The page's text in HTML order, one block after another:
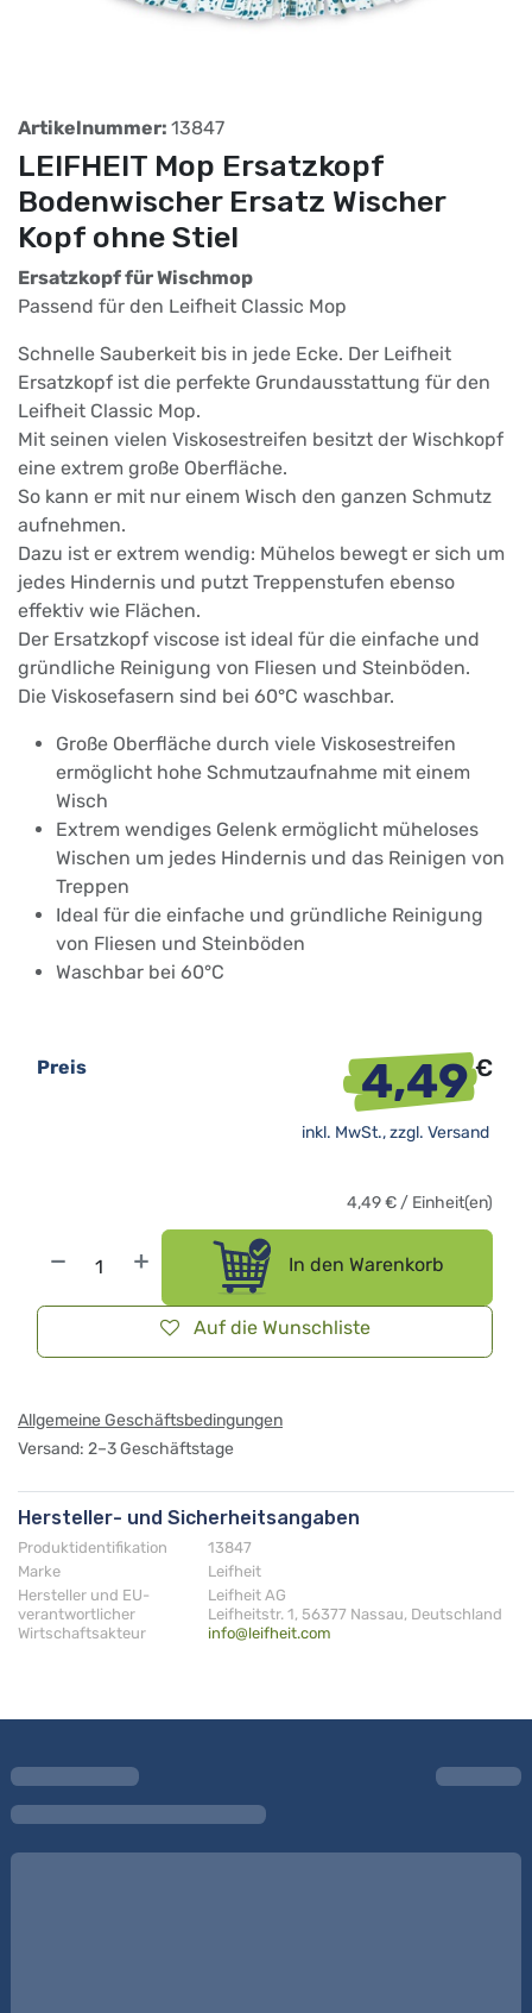
Artikelnummer: 13847
LEIFHEIT Mop Ersatzkopf
Bodenwischer Ersatz Wischer
Kopf ohne Stiel
Ersatzkopf für Wischmop
Passend für den Leifheit Classic Mop
Schnelle Sauberkeit bis in jede Ecke. Der Leifheit
Ersatzkopf ist die perfekte Grundausstattung für den
Leifheit Classic Mop.
Mit seinen vielen Viskosestreifen besitzt der Wischkopf
eine extrem große Oberfläche.
So kann er mit nur einem Wisch den ganzen Schmutz
aufnehmen.
Dazu ist er extrem wendig: Mühelos bewegt er sich um
jedes Hindernis und putzt Treppenstufen ebenso
effektiv wie Flächen.
Der Ersatzkopf viscose ist ideal für die einfache und
gründliche Reinigung von Fliesen und Steinböden.
Die Viskosefasern sind bei 60°C waschbar.
Große Oberfläche durch viele Viskosestreifen
ermöglicht hohe Schmutzaufnahme mit einem
Wisch
Extrem wendiges Gelenk ermöglicht müheloses
Wischen um jedes Hindernis und das Reinigen von
Treppen
Ideal für die einfache und gründliche Reinigung
von Fliesen und Steinböden
Waschbar bei 60°C
In den Warenkorb
Auf die Wunschliste
Preis 4,49€
inkl. MwSt., zzgl. Versand
4,49€ / Einheit(en)
Allgemeine Geschäftsbedingungen
Versand: 2–3 Geschäftstage
Hersteller- und Sicherheitsangaben
Produktidentifikation
13847
Marke
Leifheit
Hersteller und EU-
verantwortlicher
Wirtschaftsakteur
Leifheit AG
Leifheitstr. 1, 56377 Nassau, Deutschland
info@leifheit.com